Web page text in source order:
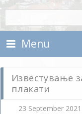
Municipality of Delchevo
Menu
Известување
плакати
23 September 2021